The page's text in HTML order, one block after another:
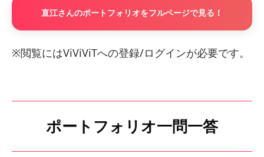
直江さんのポートフォリオをフルページで見る！
※閲覧にはViViViTへの登録/ログインが必要です。
ポートフォリオ一問一答